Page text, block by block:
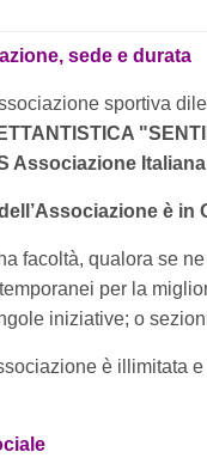
sede e durata
sportiva
Associazione
è in
facoltà, qualora se
per la
iniziative; o
è illimitata